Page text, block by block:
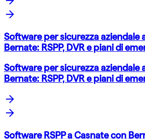
Software per sicurezza aziendale
Bernate: RSPP, DVR e piani di
Software per sicurezza aziendale
Bernate: RSPP, DVR e piani di
Software RSPP a Casnate con